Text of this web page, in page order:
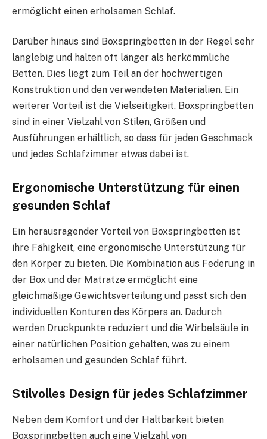
ermöglicht einen erholsamen Schlaf.
Darüber hinaus sind Boxspringbetten in der Regel sehr
langlebig und halten oft länger als herkömmliche
Betten. Dies liegt zum Teil an der hochwertigen
Konstruktion und den verwendeten Materialien. Ein
weiterer Vorteil ist die Vielseitigkeit. Boxspringbetten
sind in einer Vielzahl von Stilen, Größen und
Ausführungen erhältlich, so dass für jeden Geschmack
und jedes Schlafzimmer etwas dabei ist.
Ergonomische Unterstützung für einen
gesunden Schlaf
Ein herausragender Vorteil von Boxspringbetten ist
ihre Fähigkeit, eine ergonomische Unterstützung für
den Körper zu bieten. Die Kombination aus Federung in
der Box und der Matratze ermöglicht eine
gleichmäßige Gewichtsverteilung und passt sich den
individuellen Konturen des Körpers an. Dadurch
werden Druckpunkte reduziert und die Wirbelsäule in
einer natürlichen Position gehalten, was zu einem
erholsamen und gesunden Schlaf führt.
Stilvolles Design für jedes Schlafzimmer
Neben dem Komfort und der Haltbarkeit bieten
Boxspringbetten auch eine Vielzahl von